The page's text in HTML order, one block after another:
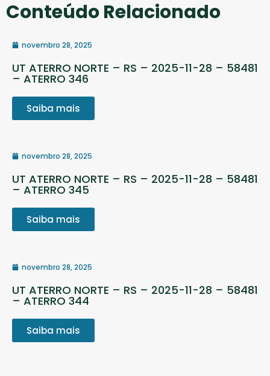
Conteúdo Relacionado
novembro 28, 2025
UT ATERRO NORTE – RS – 2025-11-28 – 58481
– ATERRO 346
Saiba mais
novembro 28, 2025
UT ATERRO NORTE – RS – 2025-11-28 – 58481
– ATERRO 345
Saiba mais
novembro 28, 2025
UT ATERRO NORTE – RS – 2025-11-28 – 58481
– ATERRO 344
Saiba mais